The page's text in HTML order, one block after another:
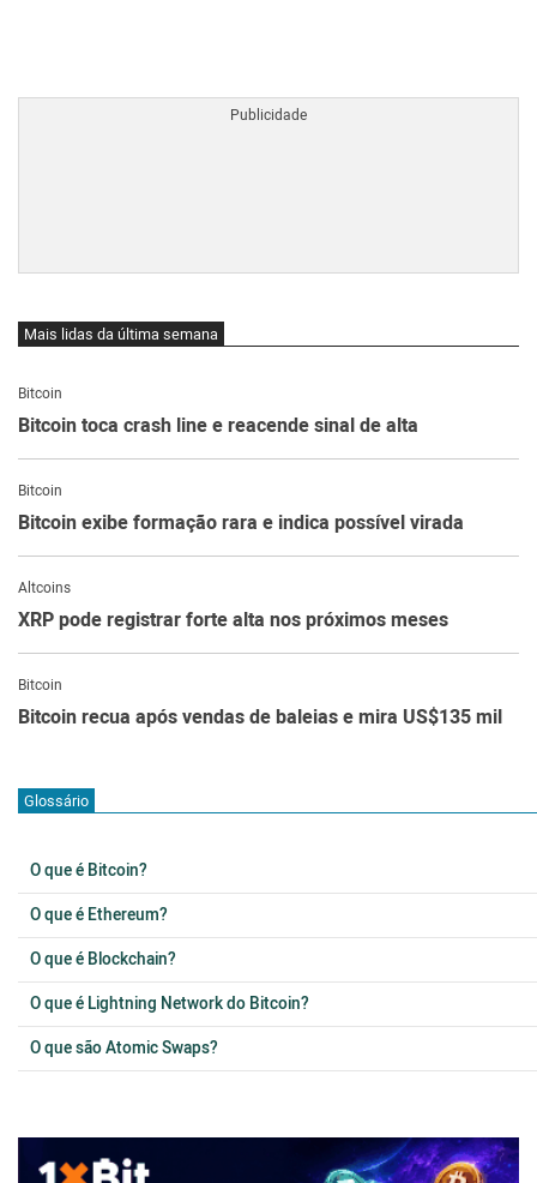
Mais lidas da última semana
Bitcoin
Bitcoin toca crash line e reacende sinal de alta
Bitcoin
Bitcoin exibe formação rara e indica possível virada
Altcoins
XRP pode registrar forte alta nos próximos meses
Bitcoin
Bitcoin recua após vendas de baleias e mira US$135 mil
Glossário
O que é Bitcoin?
O que é Ethereum?
O que é Blockchain?
O que é Lightning Network do Bitcoin?
O que são Atomic Swaps?